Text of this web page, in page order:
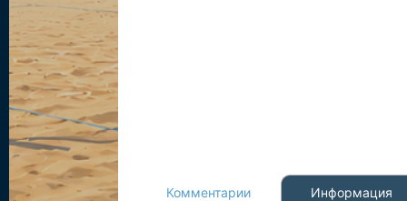
Комментарии Информация